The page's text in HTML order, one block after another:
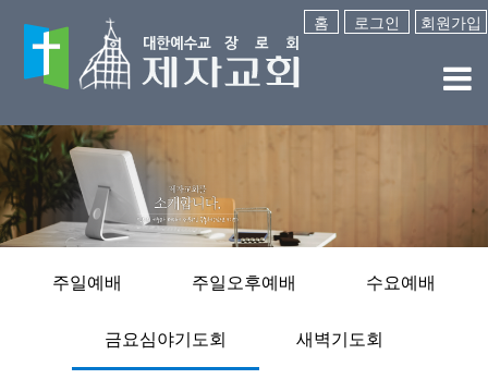
홈 로그인 회원가입
주일예배 주일오후예배 수요예배
금요심야기도회 새벽기도회